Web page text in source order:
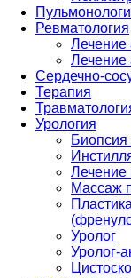
Ревматология
Лечение
Лечение
Сердечно-
Терапия
Урология
Биопсия
Лечение
Массаж
Уролог
Уролог-